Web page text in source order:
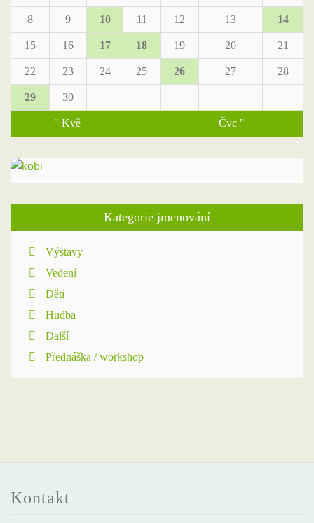
8 9 10 11 12 13 14
15 16 17 18 19 20 21
22 23 24 25 26 27 28
29 30
" Kvě Čvc "
Kategorie jmenování
Výstavy
Vedení
Děti
Hudba
Další
Přednáška / workshop
Kontakt